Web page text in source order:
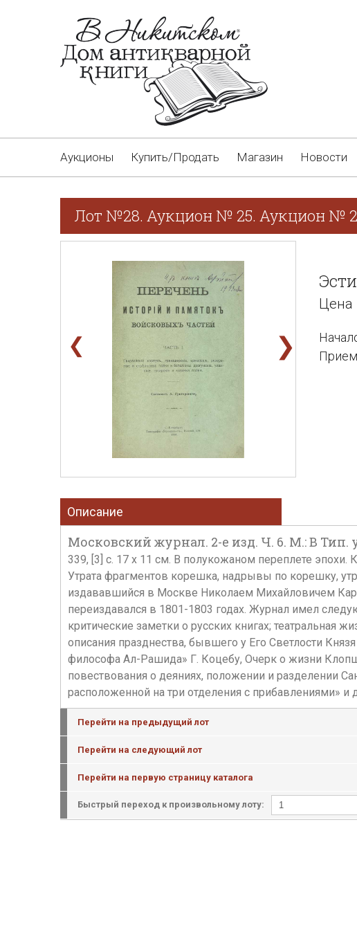
Аукционы Купить/Продать Магазин Новости
Лот №28. Аукцион № 25. Аукцион №
❮ ❯
Цена
Прием
Описание
Московский журнал. 2-е изд. Ч. 6. М.: В Тип.
339, [3] с. 17 х 11 см. В полукожаном переплете
Утрата фрагментов корешка, надрывы по корешку,
издававшийся в Москве Николаем Михайловичем
переиздавался в 1801-1803 годах. Журнал имел
критические заметки о русских книгах;
описания празднества, бывшего у Его Светлости
философа Ал-Рашида» Г. Коцебу, Очерк о жизни
повествования о деяниях, положении и разделении
расположенной на три отделения с прибавлениями» и
Перейти на предыдущий лот
Перейти на следующий лот
Перейти на первую страницу каталога
Быстрый переход к произвольному лоту: